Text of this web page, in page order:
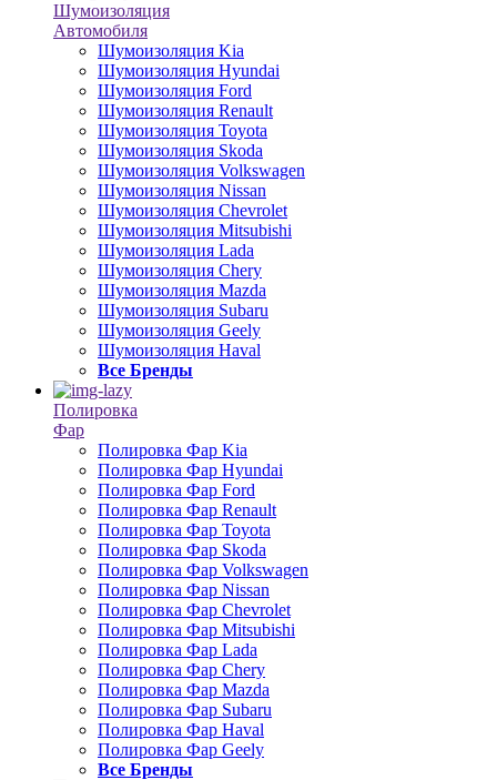
Шумоизоляция
Автомобиля
Шумоизоляция Kia
Шумоизоляция Hyundai
Шумоизоляция Ford
Шумоизоляция Renault
Шумоизоляция Toyota
Шумоизоляция Skoda
Шумоизоляция Volkswagen
Шумоизоляция Nissan
Шумоизоляция Chevrolet
Шумоизоляция Mitsubishi
Шумоизоляция Lada
Шумоизоляция Chery
Шумоизоляция Mazda
Шумоизоляция Subaru
Шумоизоляция Geely
Шумоизоляция Haval
Все Бренды
Полировка
Фар
Полировка Фар Kia
Полировка Фар Hyundai
Полировка Фар Ford
Полировка Фар Renault
Полировка Фар Toyota
Полировка Фар Skoda
Полировка Фар Volkswagen
Полировка Фар Nissan
Полировка Фар Chevrolet
Полировка Фар Mitsubishi
Полировка Фар Lada
Полировка Фар Chery
Полировка Фар Mazda
Полировка Фар Subaru
Полировка Фар Haval
Полировка Фар Geely
Все Бренды